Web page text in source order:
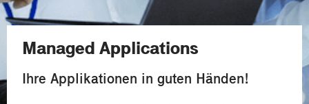
Managed Applications
Ihre Applikationen in guten Händen!